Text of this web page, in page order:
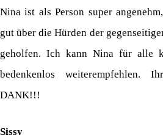
Nina ist als Person super
gut über die Hürden der
geholfen. Ich kann Nina für alle
bedenkenlos weiterempfehlen.
DANK!!!
Sissy